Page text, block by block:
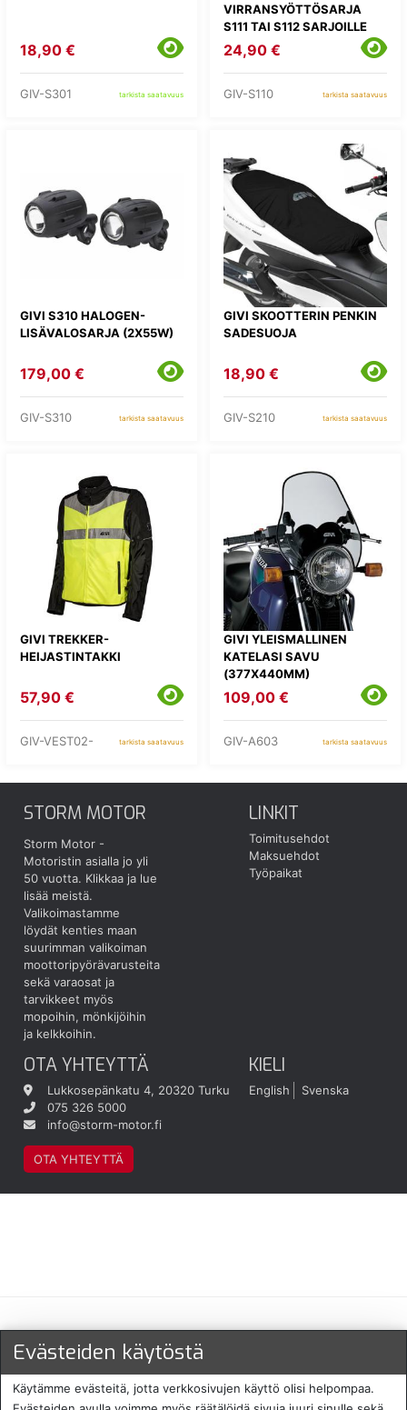
18,90 €
GIV-S301 tarkista saatavuus
VIRRANSYÖTTÖSARJA
S111 TAI S112 SARJOILLE
24,90 €
GIV-S110 tarkista saatavuus
GIVI S310 HALOGEN-
LISÄVALOSARJA (2X55W)
179,00 €
GIV-S310 tarkista saatavuus
GIVI SKOOTTERIN PENKIN
SADESUOJA
18,90 €
GIV-S210 tarkista saatavuus
GIVI TREKKER-
HEIJASTINTAKKI
57,90 €
GIV-VEST02- tarkista saatavuus
GIVI YLEISMALLINEN
KATELASI SAVU
(377X440MM)
TANKOKIINNITYKSELLÄ
109,00 €
GIV-A603 tarkista saatavuus
STORM MOTOR
Storm Motor -
Motoristin asialla jo yli
50 vuotta. Klikkaa ja lue
lisää meistä.
Valikoimastamme
löydät kenties maan
suurimman valikoiman
moottoripyörävarusteita
sekä varaosat ja
tarvikkeet myös
mopoihin, mönkijöihin
ja kelkkoihin.
LINKIT
Toimitusehdot
Maksuehdot
Työpaikat
OTA YHTEYTTÄ
Lukkosepänkatu 4, 20320 Turku
075 326 5000
info@storm-motor.fi
OTA YHTEYTTÄ
KIELI
English Svenska
Maksu- ja toimitustavat
Evästeiden käytöstä
Käytämme evästeitä, jotta verkkosivujen käyttö olisi helpompaa.